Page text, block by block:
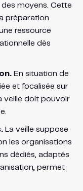
moyens. Cette
préparation
ressource
dès
En situation de
et focalisée sur
veille doit pouvoir
La veille suppose
les organisations
dédiés, adaptés
permet